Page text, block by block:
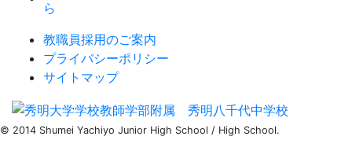
教職員採用のご案内
プライバシーポリシー
サイトマップ
© 2014 Shumei Yachiyo Junior High School / High School.